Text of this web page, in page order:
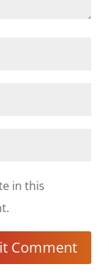
in this
Comment